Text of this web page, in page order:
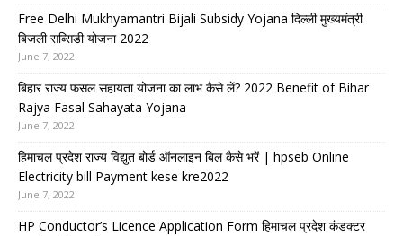
Free Delhi Mukhyamantri Bijali Subsidy Yojana दिल्ली मुख्यमंत्री
बिजली सब्सिडी योजना 2022
June 7, 2022
बिहार राज्य फसल सहायता योजना का लाभ कैसे लें? 2022 Benefit of Bihar
Rajya Fasal Sahayata Yojana
June 7, 2022
हिमाचल प्रदेश राज्य विद्युत बोर्ड ऑनलाइन बिल कैसे भरें | hpseb Online
Electricity bill Payment kese kre2022
June 7, 2022
HP Conductor’s Licence Application Form हिमाचल प्रदेश कंडक्टर